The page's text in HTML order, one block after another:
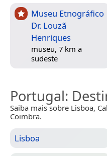
Museu Etnográfico
Dr. Louzã
Henriques
museu, 7 km a
sudeste
Portugal:
Saiba mais sobre Lisboa,
Coimbra.
Lisboa